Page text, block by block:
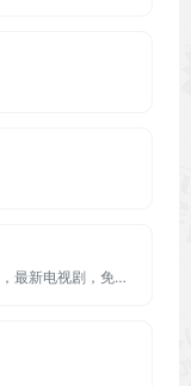
修罗影视，XLYS，热门电影，最新电影，最新电视剧，免费下载，迅雷下载，磁力下载，电驴下载，超清原画免费在线观看!